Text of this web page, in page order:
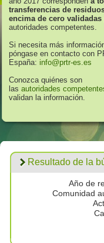
transferencias de
encima de cero validadas
autoridades competentes.
Si necesita más
póngase en contacto con
España: info@prtr-es.es
Conozca quiénes son
las autoridades
validan la información.
Resultado de la
Año de
Comunidad